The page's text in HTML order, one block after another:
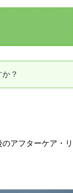
リフォーム
産売却
の受領について
して購入できる仕組み
？
アフターケア・